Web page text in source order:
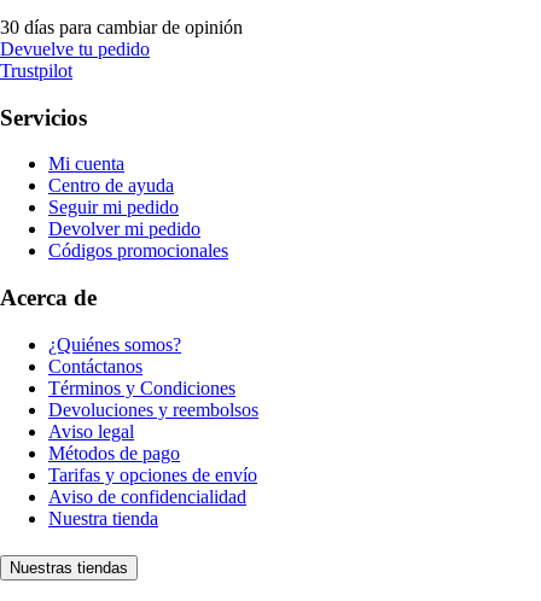
30 días para cambiar de opinión
Devuelve tu pedido
Trustpilot
Servicios
Mi cuenta
Centro de ayuda
Seguir mi pedido
Devolver mi pedido
Códigos promocionales
Acerca de
¿Quiénes somos?
Contáctanos
Términos y Condiciones
Devoluciones y reembolsos
Aviso legal
Métodos de pago
Tarifas y opciones de envío
Aviso de confidencialidad
Nuestra tienda
Nuestras tiendas